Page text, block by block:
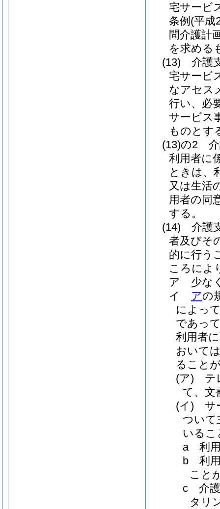
宅サービ
条例 (平成
問介護計
を求める
(13)
介護
宅サービ
なアセス
行い、必
サービス
ものとす
(13)の2
利用者に
ときは、
又は生活
用者の同
する。
(14)
介護
者及びそ
的に行う
ころによ
ア
少な
イ
アの
によっ
であっ
利用者
おいて
ること
(ア)
テ
て、文
(イ)
サ
ついて
いるこ
a
利
b
利
こと
c
介
タリ